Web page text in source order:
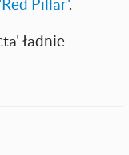
'Red Pillar'.
ładnie